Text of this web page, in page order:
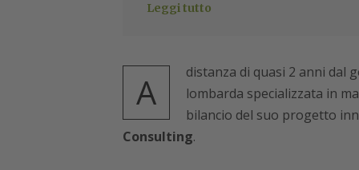
Leggi tutto
A distanza di quasi 2 anni dal
lombarda specializzata in
bilancio del suo progetto
Consulting.